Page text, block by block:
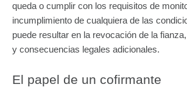
queda o cumplir con los requisitos de
incumplimiento de cualquiera de las
puede resultar en la revocación de la
y consecuencias legales adicionales.
El papel de un cofirmante